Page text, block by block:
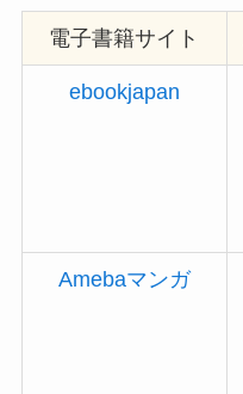
電子書籍サイト
ebookjapan
Amebaマンガ